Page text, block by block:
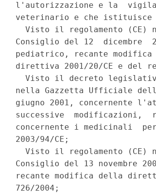
l'autorizzazione e la
veterinario e che istituisce
Visto il regolamento (CE)
Consiglio del 12  dicembre
pediatrico, recante modifica
direttiva 2001/20/CE e del
Visto il decreto
nella Gazzetta Ufficiale
giugno 2001, concernente
successive  modificazioni,
concernente i medicinali
2003/94/CE;
Visto il regolamento (CE)
Consiglio del 13 novembre
recante modifica della
726/2004;